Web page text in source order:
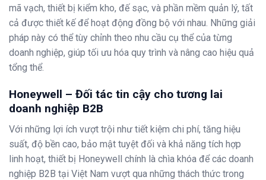
mã vạch, thiết bị kiểm kho, đế sạc, và phần mềm quản lý, tất
cả được thiết kế để hoạt động đồng bộ với nhau. Những giải
pháp này có thể tùy chỉnh theo nhu cầu cụ thể của từng
doanh nghiệp, giúp tối ưu hóa quy trình và nâng cao hiệu quả
tổng thể.
Honeywell – Đối tác tin cậy cho tương lai
doanh nghiệp B2B
Với những lợi ích vượt trội như tiết kiệm chi phí, tăng hiệu
suất, độ bền cao, bảo mật tuyệt đối và khả năng tích hợp
linh hoạt, thiết bị Honeywell chính là chìa khóa để các doanh
nghiệp B2B tại Việt Nam vượt qua những thách thức trong